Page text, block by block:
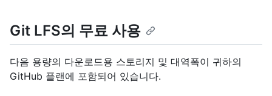
Git LFS의 무료 사용
다음 용량의 다운로드용 스토리지 및 대역폭이 귀하의
GitHub 플랜에 포함되어 있습니다.